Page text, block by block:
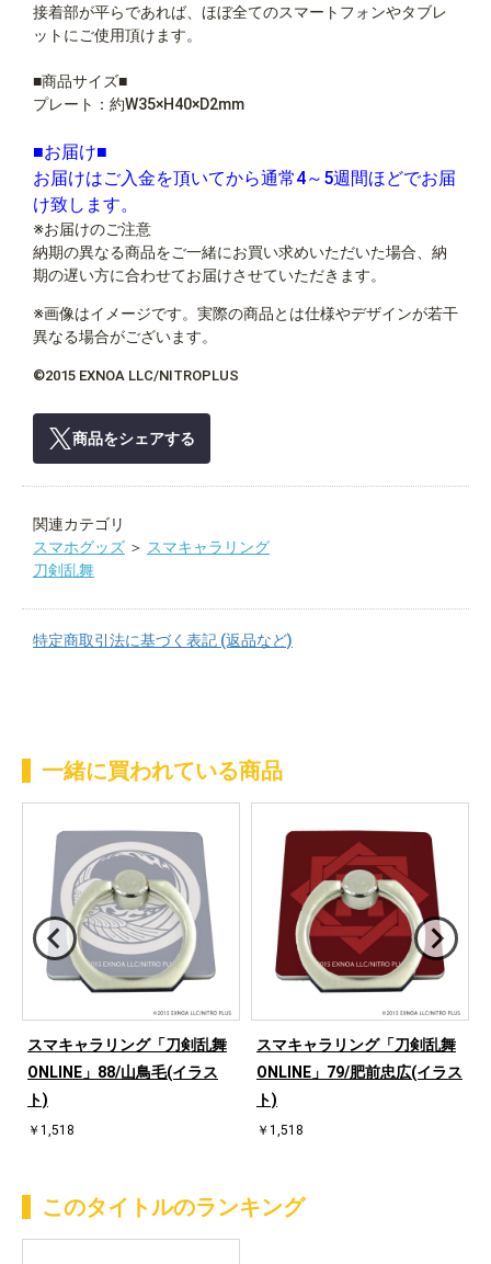
接着部が平らであれば、ほぼ全てのスマートフォンやタブレ
ットにご使用頂けます。
■商品サイズ■
プレート：約W35×H40×D2mm
■お届け■
お届けはご入金を頂いてから通常4～5週間ほどでお届
け致します。
※お届けのご注意
納期の異なる商品をご一緒にお買い求めいただいた場合、納
期の遅い方に合わせてお届けさせていただきます。
※画像はイメージです。実際の商品とは仕様やデザインが若干
異なる場合がございます。
©2015 EXNOA LLC/NITROPLUS
商品をシェアする
関連カテゴリ
スマホグッズ ＞ スマキャラリング
刀剣乱舞
特定商取引法に基づく表記 (返品など)
一緒に買われている商品
スマキャラリング「刀剣乱舞
ONLINE」88/山鳥毛(イラス
ト)
￥1,518
スマキャラリング「刀剣乱舞
ONLINE」79/肥前忠広(イラス
ト)
￥1,518
このタイトルのランキング